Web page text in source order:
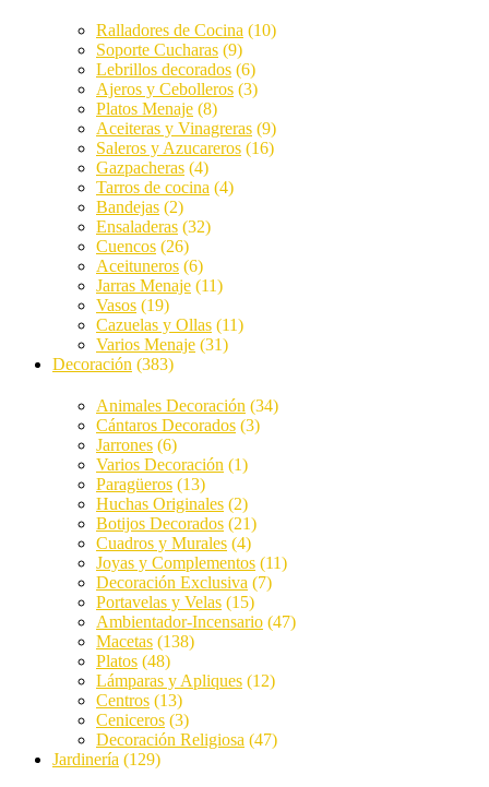
Ralladores de Cocina (10)
Soporte Cucharas (9)
Lebrillos decorados (6)
Ajeros y Cebolleros (3)
Platos Menaje (8)
Aceiteras y Vinagreras (9)
Saleros y Azucareros (16)
Gazpacheras (4)
Tarros de cocina (4)
Bandejas (2)
Ensaladeras (32)
Cuencos (26)
Aceituneros (6)
Jarras Menaje (11)
Vasos (19)
Cazuelas y Ollas (11)
Varios Menaje (31)
Decoración (383)
Animales Decoración (34)
Cántaros Decorados (3)
Jarrones (6)
Varios Decoración (1)
Paragüeros (13)
Huchas Originales (2)
Botijos Decorados (21)
Cuadros y Murales (4)
Joyas y Complementos (11)
Decoración Exclusiva (7)
Portavelas y Velas (15)
Ambientador-Incensario (47)
Macetas (138)
Platos (48)
Lámparas y Apliques (12)
Centros (13)
Ceniceros (3)
Decoración Religiosa (47)
Jardinería (129)